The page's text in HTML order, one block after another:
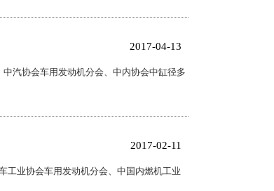
2017-04-13
汽协会车用发动机分会、中内协会中缸径多
2017-02-11
工业协会车用发动机分会、中国内燃机工业